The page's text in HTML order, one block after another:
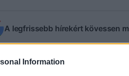
Information
A legfrissebb hírekért kövessen
szóvivője a